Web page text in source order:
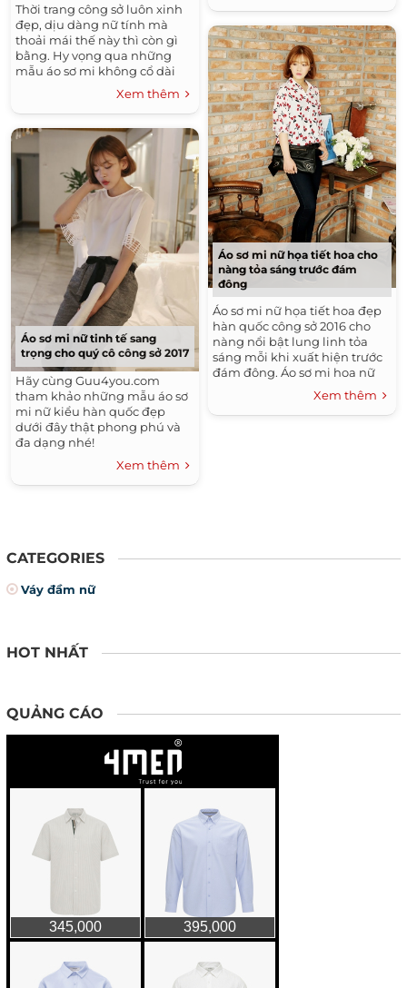
Áo Sơ Mi Nữ Công Sở Đẹp Hàn Quốc 2016
Tóc Xoăn Đẹp
Đầm Đẹp - Váy Đẹp Công Sở Hàn Quốc 2016
Áo Sơ Mi Nam Đẹp
Tóc Tết Đẹp
Áo Khoác Nam Đẹp Hàn Quốc 2015 - 2016 Ấm Áp
Không Lạnh
Tóc Dài Đẹp
Những Kiểu Tóc Nam Đẹp
Tóc Uốn Xoăn Đẹp
Thời Trang Thu Đông Hàn Quốc 2015 - 2016
Tóc Ngắn Đẹp
Thời Trang Hè
Kiểu Tóc Đẹp
Thời Trang Nam Hè 2016
Xu Hướng Tóc Đẹp 2016
Những Kiểu Tóc Đẹp
Thời trang công sở luôn xinh
đẹp, dịu dàng nữ tính mà
thoải mái thế này thì còn gì
bằng. Hy vọng qua những
mẫu áo sơ mi không cổ dài
tay mà Guu4you.com giới
thiệu cho các bạn trên có thể
giúp các bạn đa dạng thêm
gu thời trang công sở của
mình để luôn xinh đẹp và tự
tin đến chốn sở làm.
Xem thêm
Áo sơ mi nữ tinh tế sang
trọng cho quý cô công sở 2017
Hãy cùng Guu4you.com
tham khảo những mẫu áo sơ
mi nữ kiểu hàn quốc đẹp
dưới đây thật phong phú và
đa dạng nhé!
Xem thêm
đẹp với sự biến tấu khôn
lường mà những chiếc áo sơ
mi kết hợp với sự khéo léo của
các nàng.
Áo sơ mi nữ họa tiết hoa cho
nàng tỏa sáng trước đám
đông
Áo sơ mi nữ họa tiết hoa đẹp
hàn quốc công sở 2016 cho
nàng nổi bật lung linh tỏa
sáng mỗi khi xuất hiện trước
đám đông. Áo sơ mi hoa nữ
đẹp đang ngày càng trở nên
Xem thêm
CATEGORIES
Váy đầm nữ
HOT NHẤT
QUẢNG CÁO